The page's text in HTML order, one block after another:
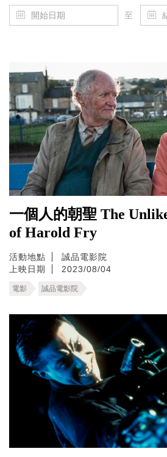
至
一個人的朝聖 The
of Harold Fry
活動地點
誠品電影院
上映日期
2023/08/04
電影 誠品電影院